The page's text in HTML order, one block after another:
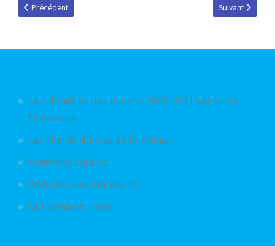
Article précédent : Journée de détection au centre de formation
Précédent Article suivant
Suivant
Le calendrier des matchs 2020-2021 sur votre
téléphone
Les chants du kop de la Meinau
Mentions légales
Podcasts des émissions
Qui sommes-nous